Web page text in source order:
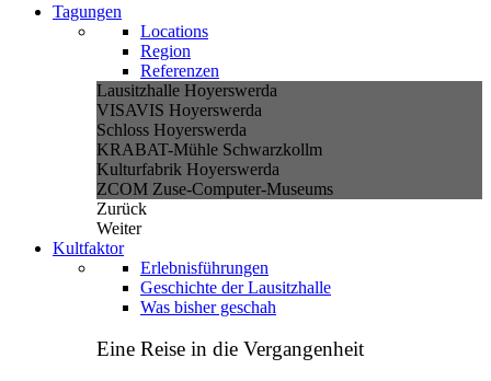
Tagungen
Locations
Region
Referenzen
Lausitzhalle Hoyerswerda
VISAVIS Hoyerswerda
Schloss Hoyerswerda
KRABAT-Mühle Schwarzkollm
Kulturfabrik Hoyerswerda
ZCOM Zuse-Computer-Museums
Zurück
Weiter
Kultfaktor
Erlebnisführungen
Geschichte der Lausitzhalle
Was bisher geschah
Eine Reise in die Vergangenheit